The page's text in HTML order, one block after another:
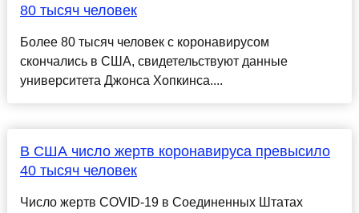
80 тысяч человек
Более 80 тысяч человек с коронавирусом
скончались в США, свидетельствуют данные
университета Джонса Хопкинса....
В США число жертв коронавируса превысило
40 тысяч человек
Число жертв COVID-19 в Соединенных Штатах